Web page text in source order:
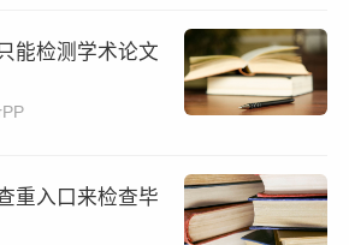
能检测学术论文
重入口来检查毕